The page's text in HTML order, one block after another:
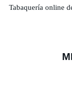
Tabaquería online